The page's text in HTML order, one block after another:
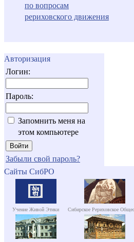
по вопросам
рериховского движения
Авторизация
Логин:
Пароль:
Запомнить меня на
этом компьютере
Забыли свой пароль?
Сайты СибРО
Учение Живой Этики Сибирское Рериховское